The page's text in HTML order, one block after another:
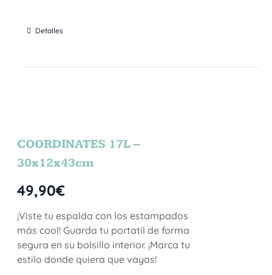
Detalles
COORDINATES 17L –
30x12x43cm
49,90€
¡Viste tu espalda con los estampados
más cool! Guarda tu portatil de forma
segura en su bolsillo interior. ¡Marca tu
estilo donde quiera que vayas!